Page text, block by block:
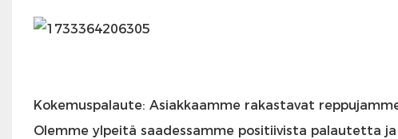
Kokemuspalaute: Asiakkaamme rakastavat
Olemme ylpeitä saadessamme positiivista palautetta